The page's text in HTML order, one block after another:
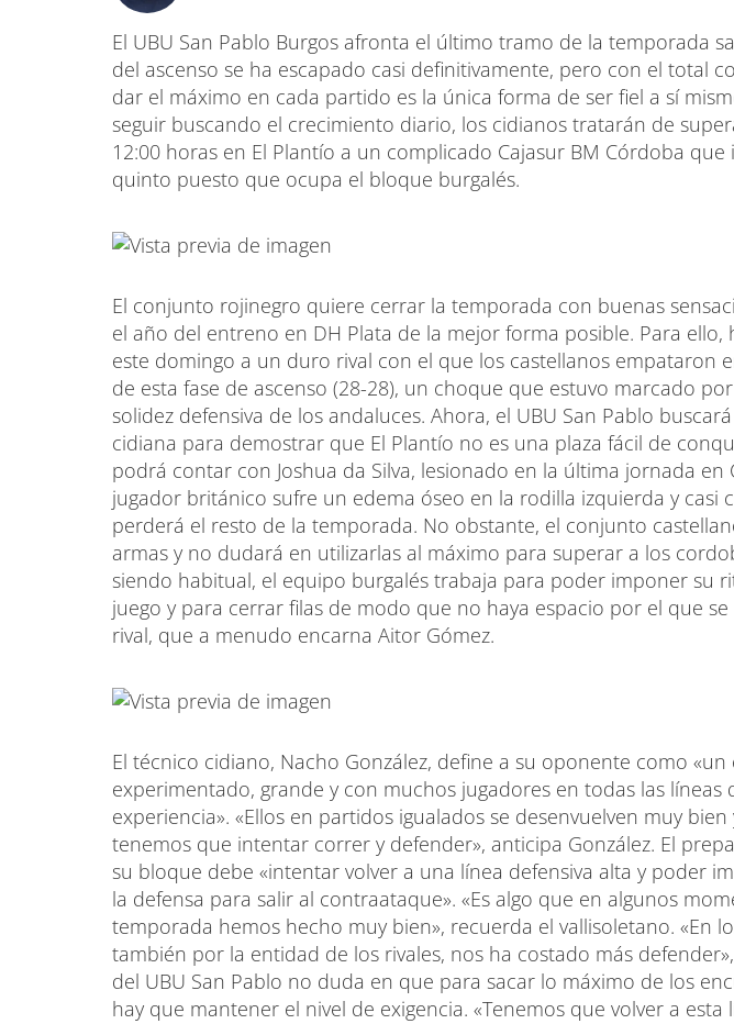
El UBU San Pablo Burgos afronta el último tramo de la temporada
del ascenso se ha escapado casi definitivamente, pero con el total
dar el máximo en cada partido es la única forma de ser fiel a sí
seguir buscando el crecimiento diario, los cidianos tratarán de
12:00 horas en El Plantío a un complicado Cajasur BM Córdoba
quinto puesto que ocupa el bloque burgalés.
El conjunto rojinegro quiere cerrar la temporada con buenas
el año del entreno en DH Plata de la mejor forma posible. Para
este domingo a un duro rival con el que los castellanos empataron
de esta fase de ascenso (28-28), un choque que estuvo marcado
solidez defensiva de los andaluces. Ahora, el UBU San Pablo
cidiana para demostrar que El Plantío no es una plaza fácil de
podrá contar con Joshua da Silva, lesionado en la última jornada en
jugador británico sufre un edema óseo en la rodilla izquierda y casi
perderá el resto de la temporada. No obstante, el conjunto
armas y no dudará en utilizarlas al máximo para superar a los
siendo habitual, el equipo burgalés trabaja para poder imponer su
juego y para cerrar filas de modo que no haya espacio por el que
rival, que a menudo encarna Aitor Gómez.
El técnico cidiano, Nacho González, define a su oponente como «un
experimentado, grande y con muchos jugadores en todas las líneas
experiencia». «Ellos en partidos igualados se desenvuelven muy
tenemos que intentar correr y defender», anticipa González. El
su bloque debe «intentar volver a una línea defensiva alta y poder
la defensa para salir al contraataque». «Es algo que en algunos
temporada hemos hecho muy bien», recuerda el vallisoletano. «En
también por la entidad de los rivales, nos ha costado más
del UBU San Pablo no duda en que para sacar lo máximo de los
hay que mantener el nivel de exigencia. «Tenemos que volver a esta